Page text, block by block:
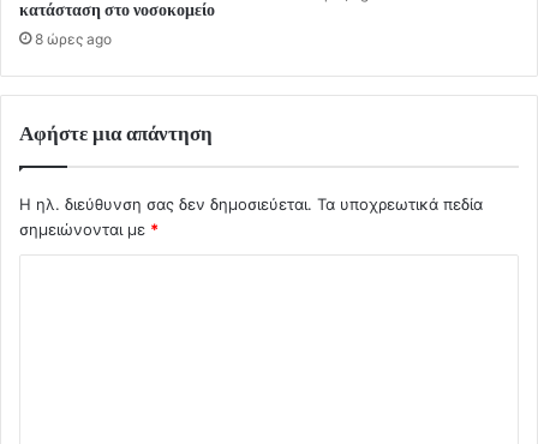
κατάσταση στο νοσοκομείο
8 ώρες ago
Αφήστε μια απάντηση
Η ηλ. διεύθυνση σας δεν δημοσιεύεται. Τα υποχρεωτικά πεδία
σημειώνονται με *